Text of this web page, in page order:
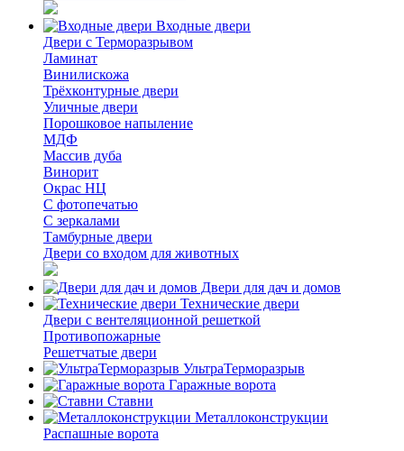
Входные двери
Двери с Терморазрывом
Ламинат
Винилискожа
Трёхконтурные двери
Уличные двери
Порошковое напыление
МДФ
Массив дуба
Винорит
Окрас НЦ
С фотопечатью
С зеркалами
Тамбурные двери
Двери со входом для животных
Двери для дач и домов
Технические двери
Двери с вентеляционной решеткой
Противопожарные
Решетчатые двери
УльтраТерморазрыв
Гаражные ворота
Ставни
Металлоконструкции
Распашные ворота